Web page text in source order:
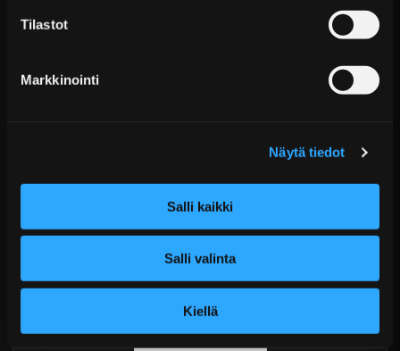
Tilastot
Markkinointi
Näytä tiedot
Salli kaikki
Salli valinta
Kiellä